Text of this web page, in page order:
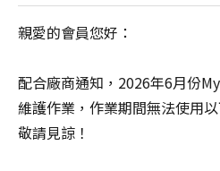
親愛的會員您好：
配合廠商通知，2026年6月份
維護作業，作業期間無法使用
敬請見諒！